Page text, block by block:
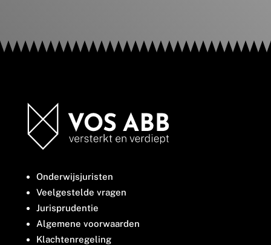
Onderwijsjuristen
Veelgestelde vragen
Jurisprudentie
Algemene voorwaarden
Klachtenregeling